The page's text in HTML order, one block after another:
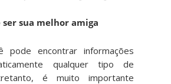
sua melhor amiga
encontrar informações
qualquer tipo de
é muito importante